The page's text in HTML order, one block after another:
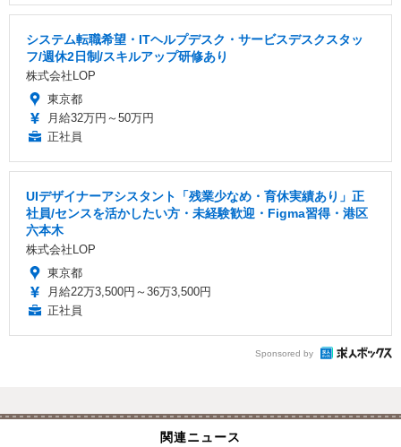
システム転職希望・ITヘルプデスク・サービスデスクスタッ
フ/週休2日制/スキルアップ研修あり
株式会社LOP
東京都
月給32万円～50万円
正社員
UIデザイナーアシスタント「残業少なめ・育休実績あり」正
社員/センスを活かしたい方・未経験歓迎・Figma習得・港区
六本木
株式会社LOP
東京都
月給22万3,500円～36万3,500円
正社員
Sponsored by
関連ニュース